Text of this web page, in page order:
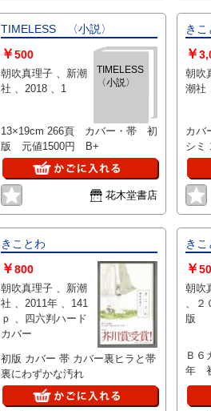
TIMELESS 〈小説〉
TIMELESS
〈小説〉
￥500
朝吹真理子 、新潮
社 、2018 、1
13×19cm 266頁 カバー・帯 初
版 元値1500円 B+
花木堂書店
きこ
￥
朝吹真
カバ
シミ
きことわ
￥800
朝吹真理子 、新潮
社 、2011年 、141
ｐ 、四六判ハード
カバー
初版 カバー 帯 カバー裏ヒラと帯
裏にわずかな汚れ
きこ
￥
朝吹真理
、
版
Ｂ
年
書店
賞作